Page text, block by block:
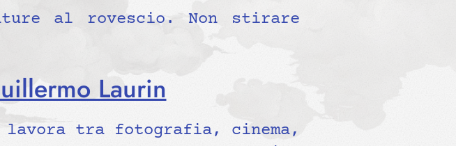
al rovescio. Non stirare
Laurin
lavora tra fotografia, cinema,